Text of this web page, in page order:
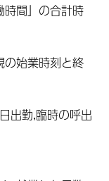
時間」の合計時
の始業時刻と終
出勤,臨時の呼出